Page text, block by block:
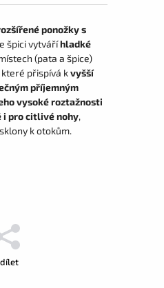
ponožky s
špici vytváříhladké
(pata a špice)
přispívá kvyšší
příjemným
vysoké roztažnosti
i pro citlivé nohy,
k otokům.